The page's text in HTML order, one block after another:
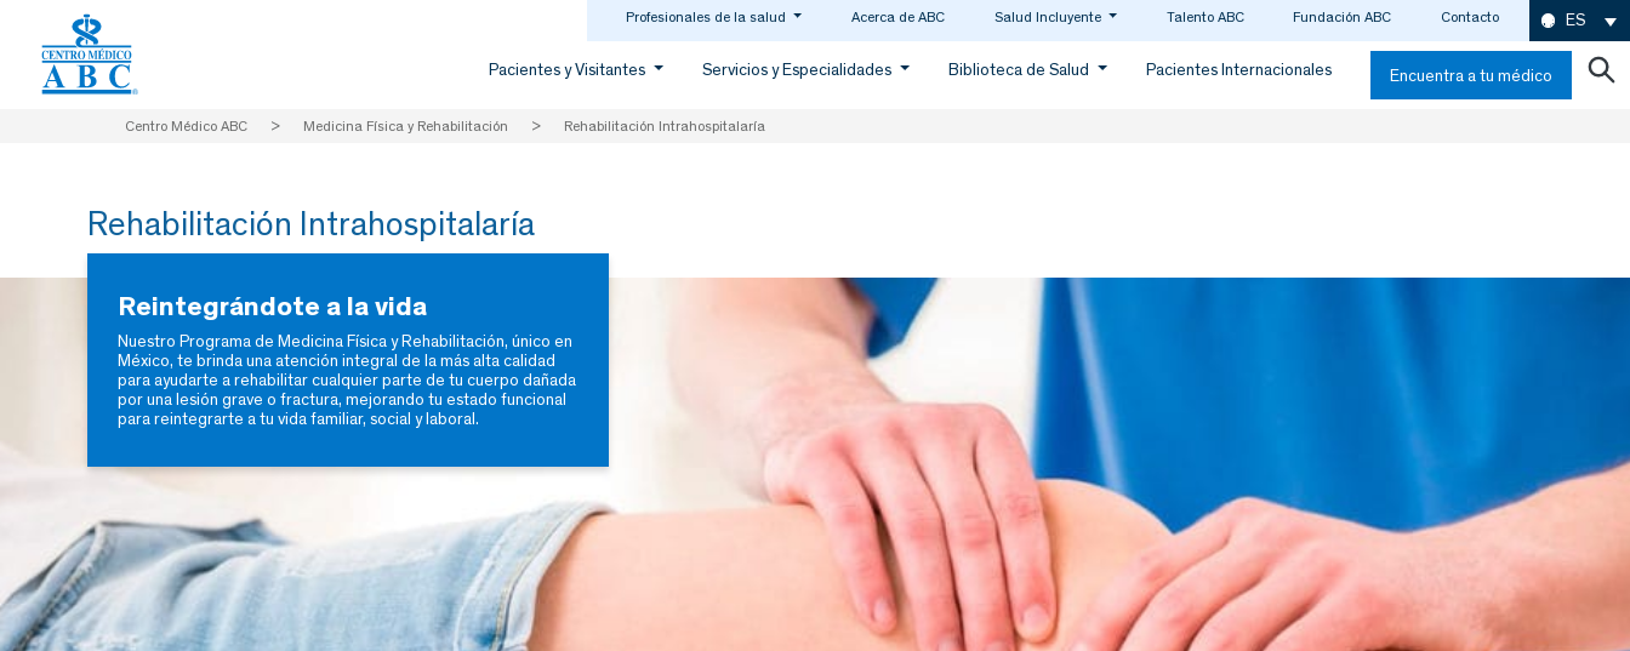
Profesionales de la salud Acerca de ABC Salud Incluyente Talento ABC Fundación ABC Contacto ES
Pacientes y Visitantes Servicios y Especialidades Biblioteca de Salud Pacientes Internacionales Encuentra a tu médico
Centro Médico ABC > Medicina Física y Rehabilitación > Rehabilitación Intrahospitalaría
Rehabilitación Intrahospitalaría
Reintegrándote a la vida
Nuestro Programa de Medicina Física y Rehabilitación, único en
México, te brinda una atención integral de la más alta calidad
para ayudarte a rehabilitar cualquier parte de tu cuerpo dañada
por una lesión grave o fractura, mejorando tu estado funcional
para reintegrarte a tu vida familiar, social y laboral.